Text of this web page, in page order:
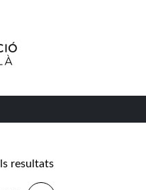
resultats